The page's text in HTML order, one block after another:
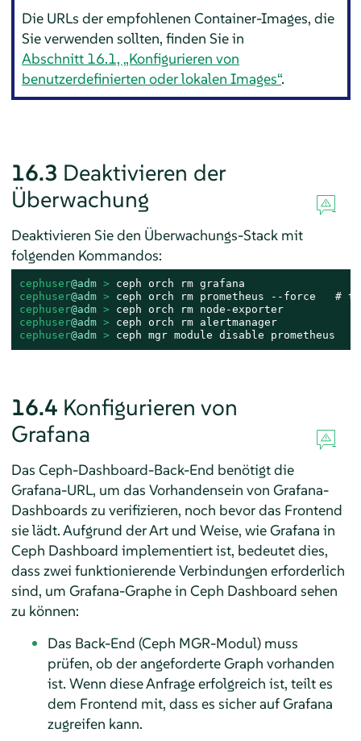
Die URLs der empfohlenen Container-Images, die
Sie verwenden sollten, finden Sie in
Abschnitt 16.1, „Konfigurieren von
benutzerdefinierten oder lokalen Images“.
16.3 Deaktivieren der
Überwachung
Deaktivieren Sie den Überwachungs-Stack mit
folgenden Kommandos:
cephuser@adm >
cephuser@adm >
cephuser@adm >
ceph orch rm node-exporter
cephuser@adm >
ceph orch rm alertmanager
cephuser@adm > ceph mgr module disable prometheus
16.4 Konfigurieren von
Grafana
Das Ceph-Dashboard-Back-End benötigt die
Grafana-URL, um das Vorhandensein von Grafana-
Dashboards zu verifizieren, noch bevor das Frontend
sie lädt. Aufgrund der Art und Weise, wie Grafana in
Ceph Dashboard implementiert ist, bedeutet dies,
dass zwei funktionierende Verbindungen erforderlich
sind, um Grafana-Graphe in Ceph Dashboard sehen
zu können:
Das Back-End (Ceph MGR-Modul) muss
prüfen, ob der angeforderte Graph vorhanden
ist. Wenn diese Anfrage erfolgreich ist, teilt es
dem Frontend mit, dass es sicher auf Grafana
zugreifen kann.